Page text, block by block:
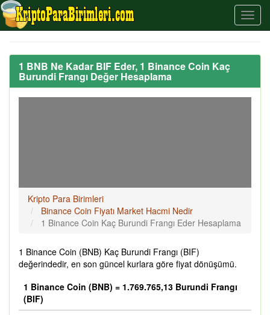
1 BNB Ne Kadar BIF Eder, 1 Binance Coin Kaç
Burundi Frangı Değer Hesaplama
Kripto Para Birimleri
Binance Coin Fiyatı Market Hacmi Nedir
1 Binance Coin Kaç Burundi Frangı Eder Hesaplama
1 Binance Coin (BNB) Kaç Burundi Frangı (BIF)
değerindedir, en son güncel kurlara göre fiyat dönüşümü.
1 Binance Coin (BNB) = 1.769.765,13 Burundi Frangı
(BIF)